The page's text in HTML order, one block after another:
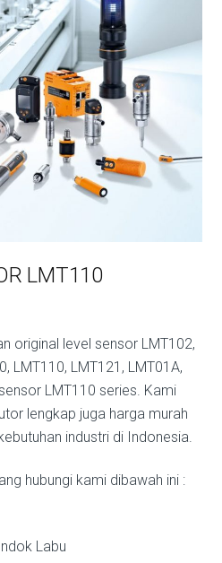
LMT110
original level sensor LMT102,
LMT110, LMT121, LMT01A,
LMT110 series. Kami
lengkap juga harga murah
industri di Indonesia.
hubungi kami dibawah ini :
Labu